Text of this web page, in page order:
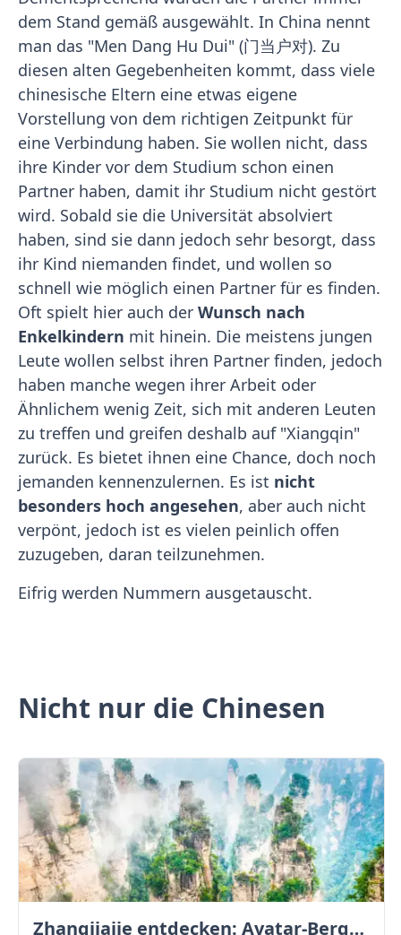
dem Stand gemäß ausgewählt. In China nennt
man das "Men Dang Hu Dui" (门当户对). Zu
diesen alten Gegebenheiten kommt, dass viele
chinesische Eltern eine etwas eigene
Vorstellung von dem richtigen Zeitpunkt für
eine Verbindung haben. Sie wollen nicht, dass
ihre Kinder vor dem Studium schon einen
Partner haben, damit ihr Studium nicht gestört
wird. Sobald sie die Universität absolviert
haben, sind sie dann jedoch sehr besorgt, dass
ihr Kind niemanden findet, und wollen so
schnell wie möglich einen Partner für es finden.
Oft spielt hier auch der Wunsch nach
Enkelkindern mit hinein. Die meistens jungen
Leute wollen selbst ihren Partner finden, jedoch
haben manche wegen ihrer Arbeit oder
Ähnlichem wenig Zeit, sich mit anderen Leuten
zu treffen und greifen deshalb auf "Xiangqin"
zurück. Es bietet ihnen eine Chance, doch noch
jemanden kennenzulernen. Es ist nicht
besonders hoch angesehen, aber auch nicht
verpönt, jedoch ist es vielen peinlich offen
zuzugeben, daran teilzunehmen.
Eifrig werden Nummern ausgetauscht.
Nicht nur die Chinesen
Zhangjiajie entdecken: Avatar-Berge & Altstadt von Fenghuang